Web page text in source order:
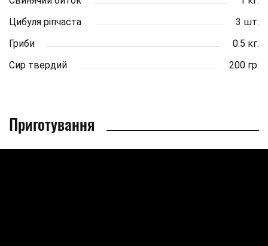
Цибуля ріпчаста
3 шт.
Гриби
0.5 кг.
Сир твердий
200 гр.
Приготування